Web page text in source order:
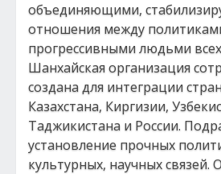
объединяющими,
отношения между
прогрессивными людьми
Шанхайская организация
создана для интеграции
Казахстана, Киргизии,
Таджикистана и России.
установление прочных
культурных, научных связей.